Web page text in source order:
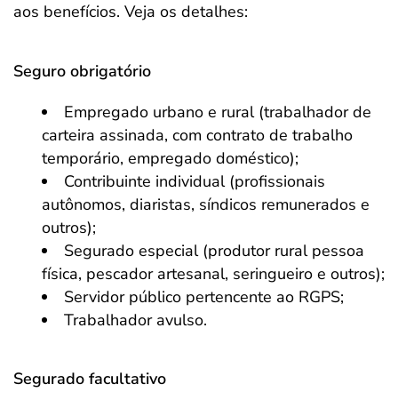
aos benefícios. Veja os detalhes:
Seguro obrigatório
Empregado urbano e rural (trabalhador de
carteira assinada, com contrato de trabalho
temporário, empregado doméstico);
Contribuinte individual (profissionais
autônomos, diaristas, síndicos remunerados e
outros);
Segurado especial (produtor rural pessoa
física, pescador artesanal, seringueiro e outros);
Servidor público pertencente ao RGPS;
Trabalhador avulso.
Segurado facultativo